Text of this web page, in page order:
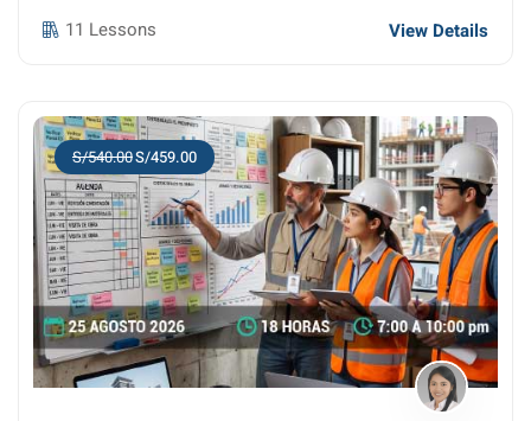
11 Lessons View Details
S/540.00S/459.00